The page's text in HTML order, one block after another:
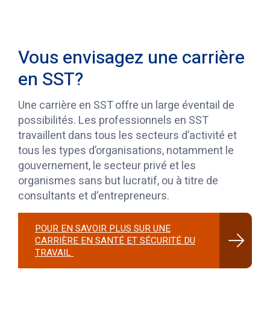
Vous envisagez une carrière
en SST?
Une carrière en SST offre un large éventail de
possibilités. Les professionnels en SST
travaillent dans tous les secteurs d’activité et
tous les types d’organisations, notamment le
gouvernement, le secteur privé et les
organismes sans but lucratif, ou à titre de
consultants et d’entrepreneurs.
POUR EN SAVOIR PLUS SUR UNE
CARRIÈRE EN SANTÉ ET SÉCURITÉ DU
TRAVAIL